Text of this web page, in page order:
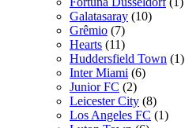
Galatasaray (10)
Grêmio (7)
Hearts (11)
Huddersfield Town (1)
Inter Miami (6)
Junior FC (2)
Leicester City (8)
Los Angeles FC (1)